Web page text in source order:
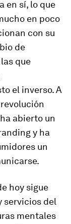
en sí, lo que
en poco
con su
de
que
el inverso. A
abierto un
y ha
un
hoy sigue
servicios del
mentales